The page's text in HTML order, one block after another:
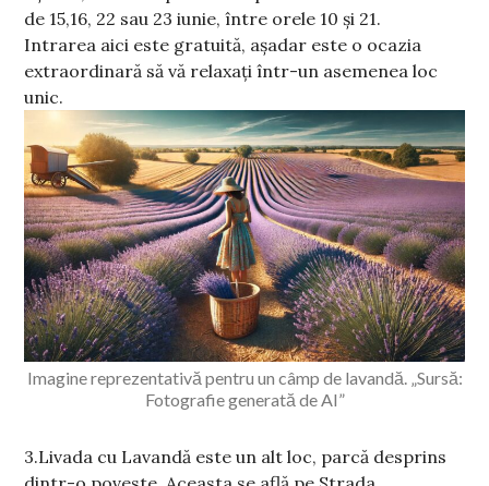
de 15,16, 22 sau 23 iunie, între orele 10 și 21.
Intrarea aici este gratuită, așadar este o ocazia
extraordinară să vă relaxați într-un asemenea loc
unic.
Imagine reprezentativă pentru un câmp de lavandă. „Sursă:
Fotografie generată de AI”
3.Livada cu Lavandă este un alt loc, parcă desprins